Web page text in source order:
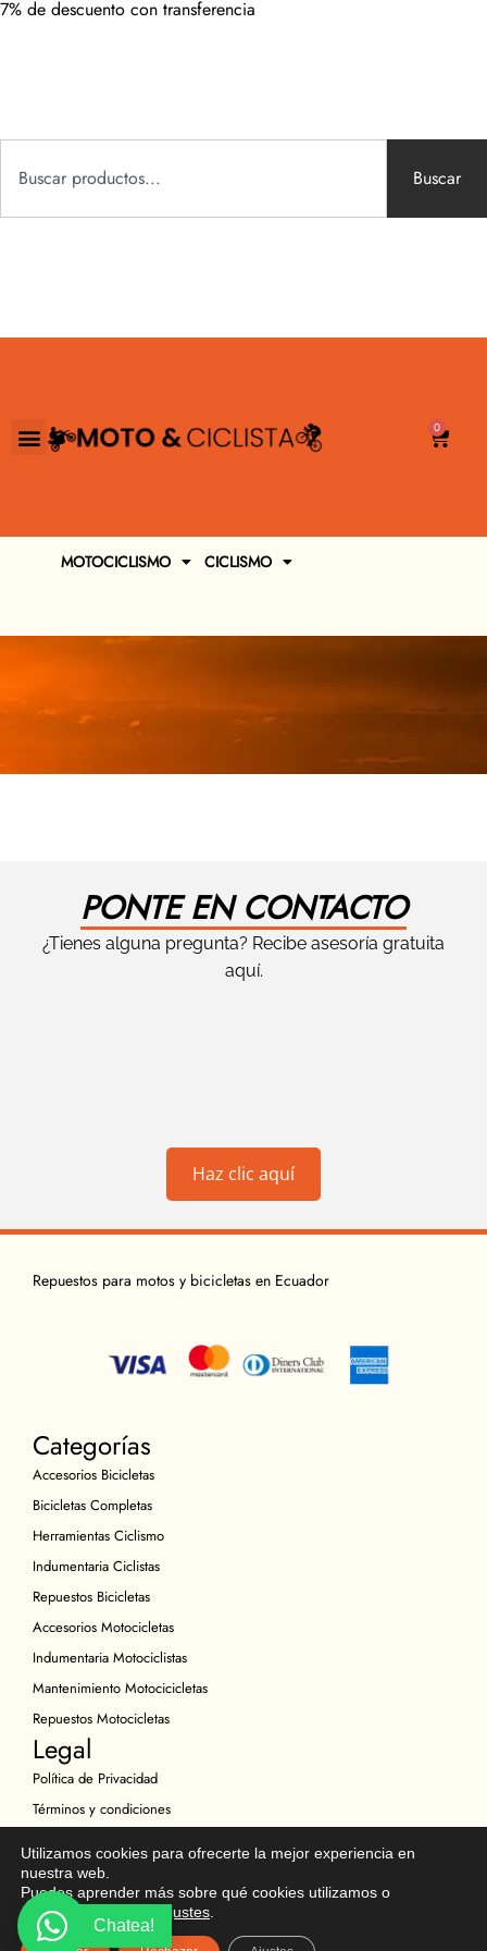
7% de descuento con transferencia
Buscar
0
MOTOCICLISMO CICLISMO
PONTE EN CONTACTO
¿Tienes alguna pregunta? Recibe asesoría gratuita
aquí.
Haz clic aquí
Repuestos para motos y bicicletas en Ecuador
Categorías
Accesorios Bicicletas
Bicicletas Completas
Herramientas Ciclismo
Indumentaria Ciclistas
Repuestos Bicicletas
Accesorios Motocicletas
Indumentaria Motociclistas
Mantenimiento Motocicicletas
Repuestos Motocicletas
Legal
Política de Privacidad
Términos y condiciones
Política de Devoluciones
Descargo de Responsabilidad
Copyright
Utilizamos cookies para ofrecerte la mejor experiencia en
nuestra web.
Puedes aprender más sobre qué cookies utilizamos o
desactivarlas en los
ajustes
Chatea!